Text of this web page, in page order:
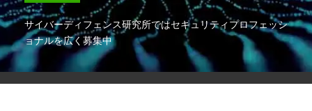
サイバーディフェンス研究所ではセキュリティプロフェッシ
ョナルを広く募集中